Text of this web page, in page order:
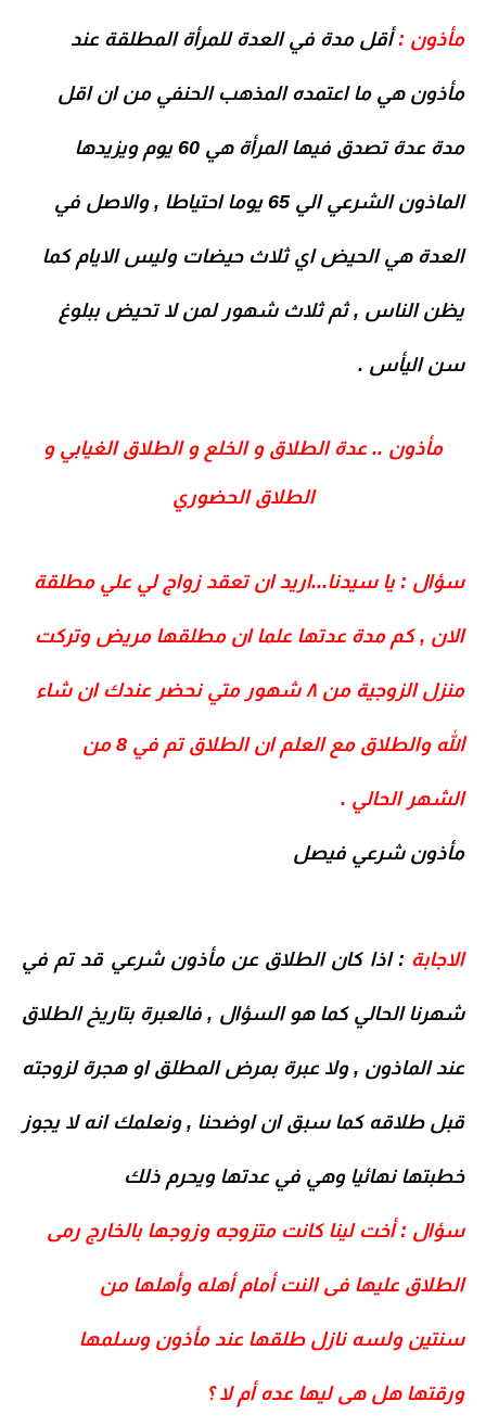
مأذون :أقل مدة في العدة للمرأة المطلقة عند
مأذون هي ما اعتمده المذهب الحنفي من ان اقل
مدة عدة تصدق فيها المرأة هي 60 يوم ويزيدها
الماذون الشرعي الي 65 يوما احتياطا , والاصل في
العدة هي الحيض اي ثلاث حيضات وليس الايام كما
يظن الناس , ثم ثلاث شهور لمن لا تحيض ببلوغ
سن اليأس .
مأذون .. عدة الطلاق و الخلع و الطلاق الغيابي و
الطلاق الحضوري
سؤال : يا سيدنا...اريد ان تعقد زواج لي علي مطلقة
الان , كم مدة عدتها علما ان مطلقها مريض وتركت
منزل الزوجية من ٨ شهور متي نحضر عندك ان شاء
الله والطلاق مع العلم ان الطلاق تم في 8 من
الشهر الحالي .
مأذون شرعي فيصل
الاجابة : اذا كان الطلاق عن مأذون شرعي قد تم في
شهرنا الحالي كما هو السؤال , فالعبرة بتاريخ الطلاق
عند الماذون , ولا عبرة بمرض المطلق او هجرة لزوجته
قبل طلاقه كما سبق ان اوضحنا , ونعلمك انه لا يجوز
خطبتها نهائيا وهي في عدتها ويحرم ذلك
سؤال : أخت لينا كانت متزوجهوزوجها بالخارج رمى
الطلاق عليها فى النت أمام أهله وأهلها من
سنتين ولسه نازل طلقها عندمأذون وسلمها
ورقتهاهل هى ليها عدهأم لا ؟